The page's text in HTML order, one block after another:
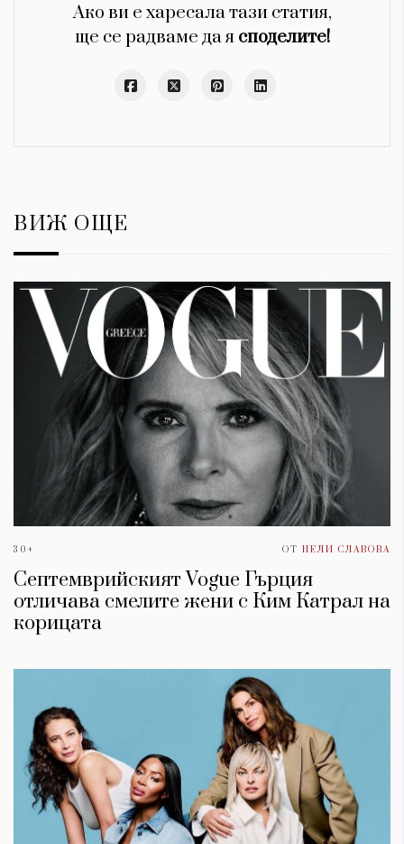
Ако ви е харесала тази статия,
ще се радваме да я споделите!
ВИЖ ОЩЕ
30+ ОТ НЕЛИ СЛАВОВА
Септемврийският Vogue Гърция
отличава смелите жени с Ким Катрал на
корицата